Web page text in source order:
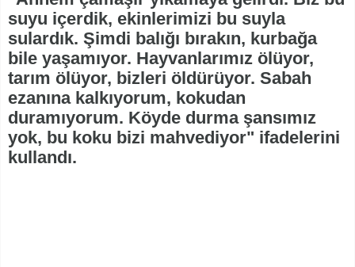
suyu içerdik, ekinlerimizi bu suyla
sulardık. Şimdi balığı bırakın, kurbağa
bile yaşamıyor. Hayvanlarımız ölüyor,
tarım ölüyor, bizleri öldürüyor. Sabah
ezanına kalkıyorum, kokudan
duramıyorum. Köyde durma şansımız
yok, bu koku bizi mahvediyor" ifadelerini
kullandı.